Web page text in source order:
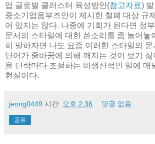
업 글로벌 클러스터 육성방안(참고자료)
중소기업옴부즈만이 제시한 철폐 대상 규
어 있지는 않다. 나중에 기회가 된다면 정
문서의 스타일에 대한 쓴소리를 좀 늘어놓
히 말하자면 나도 요즘 이러한 스타일의
단어가 줄바꿈에 의해 깨지는 것이 보기
을 단락마다 조절하는 비생산적인 일에 매
현실이다.
jeong0449 시간: 오후 2:36 댓글 없음:
공유